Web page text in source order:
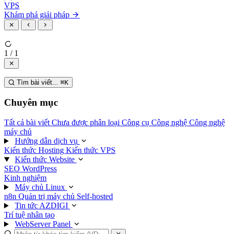
VPS
Khám phá giải pháp
1 / 1
Tìm bài viết... ⌘K
Chuyên mục
Tất cả bài viết Chưa được phân loại Công cụ Công nghệ Công nghệ
máy chủ
Hướng dẫn dịch vụ
Kiến thức Hosting Kiến thức VPS
Kiến thức Website
SEO WordPress
Kinh nghiệm
Máy chủ Linux
n8n Quản trị máy chủ Self-hosted
Tin tức AZDIGI
Trí tuệ nhân tạo
WebServer Panel